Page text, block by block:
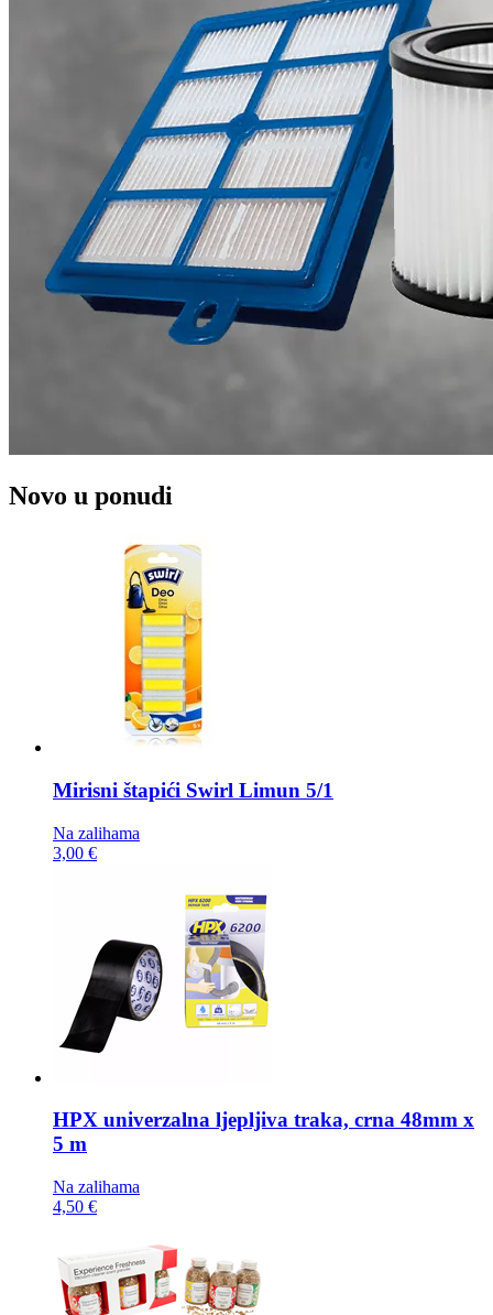
Novo u ponudi
Mirisni štapići Swirl Limun 5/1
Na zalihama
3,00 €
HPX univerzalna ljepljiva traka, crna 48mm x
5 m
Na zalihama
4,50 €